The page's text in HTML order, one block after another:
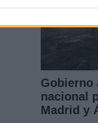
Gobierno
nacional
Madrid y